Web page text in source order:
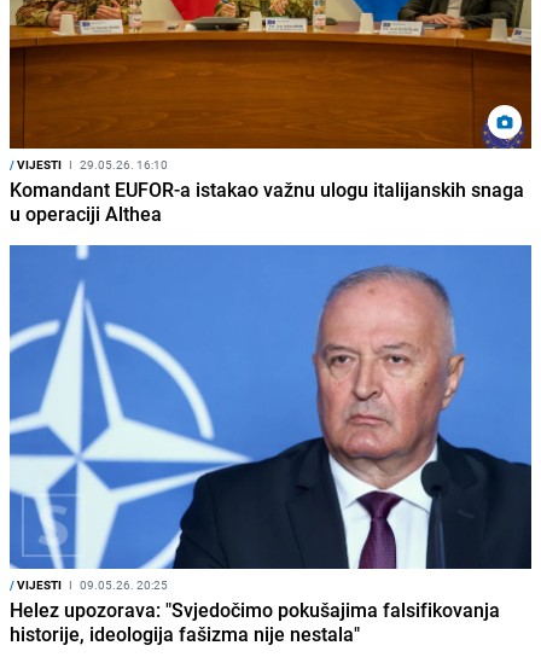
/VIJESTI I 29.05.26. 16:10
Komandant EUFOR-a istakao važnu ulogu italijanskih snaga
u operaciji Althea
/VIJESTI I 09.05.26. 20:25
Helez upozorava: "Svjedočimo pokušajima falsifikovanja
historije, ideologija fašizma nije nestala"